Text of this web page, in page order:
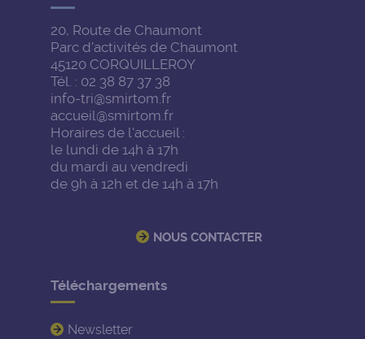
Téléchargements
Newsletter
20, Route de Chaumont
Parc d'activités de Chaumont
45120 CORQUILLEROY
Tél. : 02 38 87 37 38
info-tri@smirtom.fr
accueil@smirtom.fr
Horaires de l'accueil :
le lundi de 14h à 17h
du mardi au vendredi
de 9h à 12h et de 14h à 17h
NOUS CONTACTER